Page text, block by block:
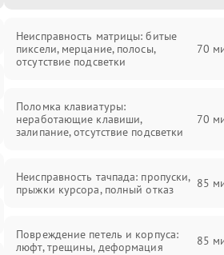
Неисправность матрицы: битые
пиксели, мерцание, полосы,
отсутствие подсветки
70
Поломка клавиатуры:
неработающие клавиши,
залипание, отсутствие подсветки
70
Неисправность тачпада: пропуски,
прыжки курсора, полный отказ
85
Повреждение петель и корпуса:
люфт, трещины, деформация
85